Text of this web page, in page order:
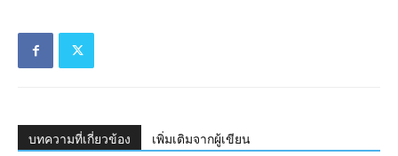
บทความที่เกี่ยวข้อง เพิ่มเติมจากผู้เขียน